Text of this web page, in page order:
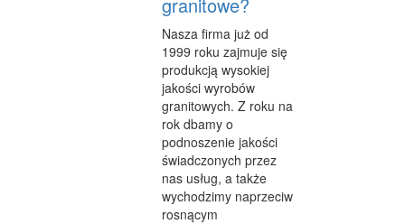
FABRYKACJA
INFORMATYCZNE
RESTAURACJE, CATERING
FOTOGRAFIA
ADWOKACI, PORADY PRAWNE
SPRZĄTANIE, PORZĄDKOWANIE
Nasza firma już od
1999 roku zajmuje się
produkcją wysokiej
jakości wyrobów
granitowych. Z roku na
rok dbamy o
podnoszenie jakości
świadczonych przez
nas usług, a także
wychodzimy naprzeciw
rosnącym